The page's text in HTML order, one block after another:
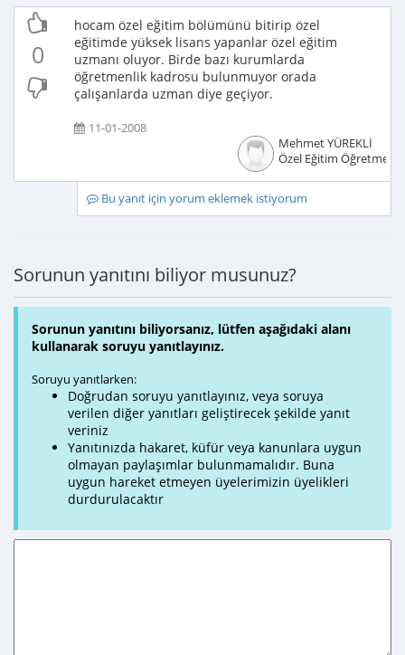
0
hocam özel eğitim bölümünü bitirip özel
eğitimde yüksek lisans yapanlar özel eğitim
uzmanı oluyor. Birde bazı kurumlarda
öğretmenlik kadrosu bulunmuyor orada
çalışanlarda uzman diye geçiyor.
11-01-2008
Mehmet YÜREKLİ
Özel Eğitim Öğretmeni
Bu yanıt için yorum eklemek istiyorum
Sorunun yanıtını biliyor musunuz?
Sorunun yanıtını biliyorsanız, lütfen aşağıdaki alanı
kullanarak soruyu yanıtlayınız.
Soruyu yanıtlarken:
Doğrudan soruyu yanıtlayınız, veya soruya
verilen diğer yanıtları geliştirecek şekilde yanıt
veriniz
Yanıtınızda hakaret, küfür veya kanunlara uygun
olmayan paylaşımlar bulunmamalıdır. Buna
uygun hareket etmeyen üyelerimizin üyelikleri
durdurulacaktır